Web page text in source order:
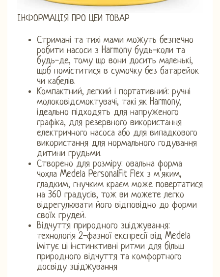
ІНФОРМАЦІЯ ПРО ЦЕЙ ТОВАР
Стримані та тихі мами можуть безпечно
робити насоси з Harmony будь-коли та
будь-де, тому що вони досить маленькі,
щоб поміститися в сумочку без батарейок
чи кабелів.
Компактний, легкий і портативний: ручні
молоковідсмоктувачі, такі як Harmony,
ідеально підходять для напруженого
графіка, для резервного використання
електричного насоса або для випадкового
використання для нормального годування
дитини грудьми.
Створено для розміру: овальна форма
чохла Medela PersonalFit Flex з м’яким,
гладким, гнучким краєм може повертатися
на 360 градусів, тож ви можете легко
відрегулювати його відповідно до форми
своїх грудей.
Відчуття природного зціджування:
технологія 2-фазної експресії від Medela
імітує ці інстинктивні ритми для більш
природного відчуття та комфортного
досвіду зціджування